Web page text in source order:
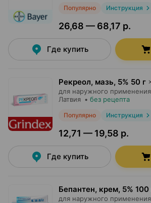
Популярно Инструкция
26,68 — 68,17 р.
Где купить
Рекреол, мазь, 5% 50 г
для наружного
Латвия • без рецепта
Популярно Инструкция
12,71 — 19,58 р.
Где купить
Бепантен, крем, 5% 100
для наружного